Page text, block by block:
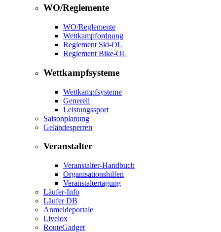
WO/Reglemente
WO/Reglemente
Wettkampfordnung
Reglement Ski-OL
Reglement Bike-OL
Wettkampfsysteme
Wettkampfsysteme
Generell
Leistungssport
Saisonplanung
Geländesperren
Veranstalter
Veranstalter-Handbuch
Organisationshilfen
Veranstaltertagung
Läufer-Info
Läufer DB
Anmeldeportale
Livelox
RouteGadget